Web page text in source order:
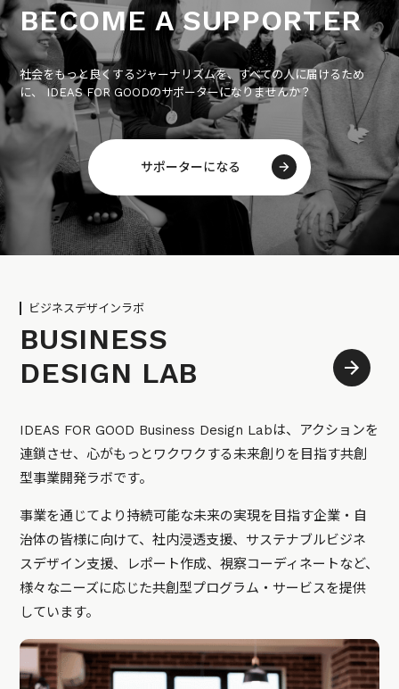
BECOME A SUPPORTER
社会をもっと良くするジャーナリズムを、すべての人に届けるため
に、 IDEAS FOR GOODのサポーターになりませんか？
サポーターになる
ビジネスデザインラボ
BUSINESS
DESIGN LAB
IDEAS FOR GOOD Business Design Labは、アクションを
連鎖させ、心がもっとワクワクする未来創りを目指す共創
型事業開発ラボです。
事業を通じてより持続可能な未来の実現を目指す企業・自
治体の皆様に向けて、社内浸透支援、サステナブルビジネ
スデザイン支援、レポート作成、視察コーディネートなど、
様々なニーズに応じた共創型プログラム・サービスを提供
しています。